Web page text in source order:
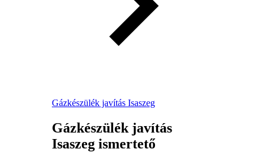
Gázkészülék javítás Isaszeg
Gázkészülék javítás
Isaszeg ismertető